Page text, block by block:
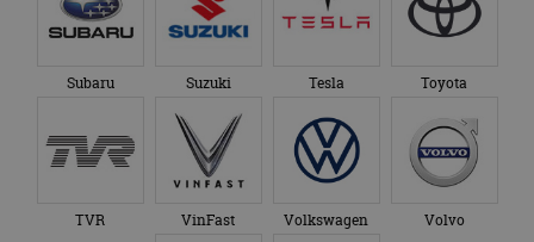
Subaru Suzuki Tesla Toyota
TVR VinFast Volkswagen Volvo